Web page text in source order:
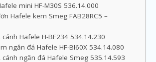
mini HF-M30S 536.14.000
Hafele kem Smeg FAB28RC5 –
cánh Hafele H-BF234 534.14.230
ngăn đá Hafele HF-BI60X 534.14.080
cánh ngăn đá Hafele Smeg 535.14.593